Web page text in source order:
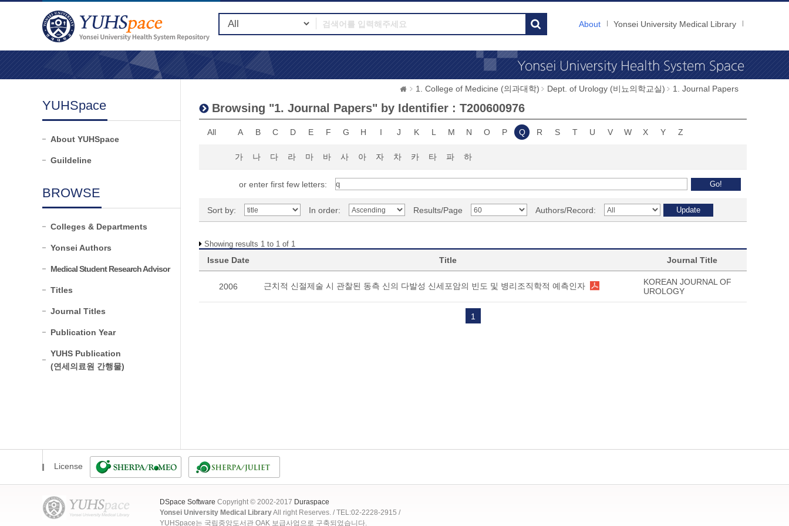
About Yonsei University Medical Library
YUHSpace
About YUHSpace
Guildeline
BROWSE
Colleges & Departments
Yonsei Authors
Medical Student Research Advisor
Titles
Journal Titles
Publication Year
YUHS Publication
(연세의료원 간행물)
1. College of Medicine (의과대학) Dept. of Urology (비뇨의학교실) 1. Journal Papers
Browsing "1. Journal Papers" by Identifier : T200600976
All A B C D E F G H I J K L M N O P Q R S T U V W X Y Z
가 나 다 라 마 바 사 아 자 차 카 타 파 하
or enter first few letters:
Sort by: In order: Results/Page Authors/Record:
Showing results 1 to 1 of 1
Issue Date Title Journal Title
2006 근치적 신절제술 시 관찰된 동측 신의 다발성 신세포암의 빈도 및 병리조직학적 예측인자
KOREAN JOURNAL OF
UROLOGY
1
License
DSpace Software Copyright © 2002-2017 Duraspace
Yonsei University Medical LibraryAll right Reserves. / TEL:02-2228-2915 /
YUHSpace는 국립중앙도서관 OAK 보급사업으로 구축되었습니다.